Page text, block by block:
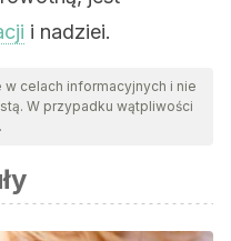
i nadziei.
celach informacyjnych i nie
W przypadku wątpliwości